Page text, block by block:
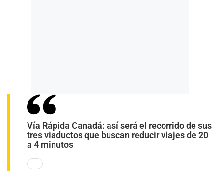
Vía Rápida Canadá: así será el recorrido de sus
tres viaductos que buscan reducir viajes de 20
a 4 minutos